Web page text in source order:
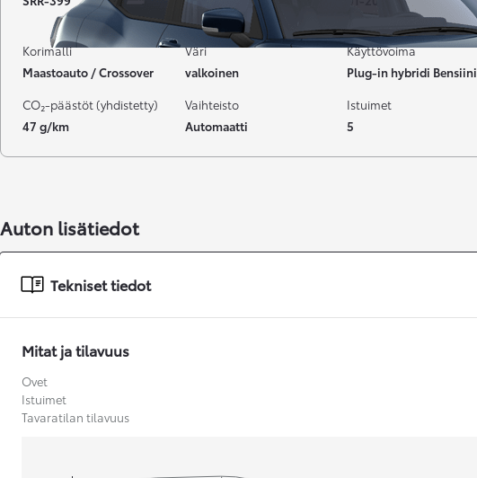
tai kuukausierä
Korimalli
Maastoauto / Crossover
Väri
valkoinen
Käyttövoima
Plug-in hybridi Bensiini
CO₂-päästöt (yhdistetty)
47 g/km
Vaihteisto
Automaatti
Istuimet
5
Auton lisätiedot
Tekniset tiedot
Mitat ja tilavuus
Ovet
Istuimet
Tavaratilan tilavuus